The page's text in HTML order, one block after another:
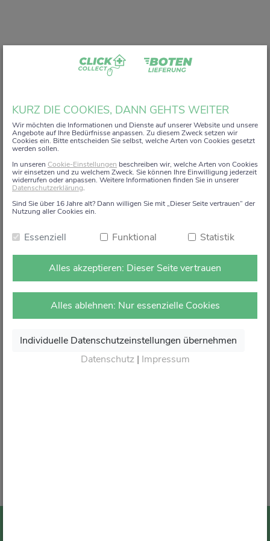
Liebe Kundin, lieber Kunde,
vielen Dank, dass Sie unser digitalesZACK+DA!
Aktionsregal genutzt haben.
Wir haben uns sehr gefreut, Sie auf diesem Weg begleiten
zu dürfen.
Dieses Angebot wird zum 15. Januar 2026 eingestellt.
Ab dem 16. Januar 2026 stehen die Online-
nicht mehr zur Verfügung.
Natürlich sind wir weiterhin persönlich für Sie da. Direkt
vor Ort in Ihrer Apotheke.
attraktive Angebote und den besten Service rund um Ihre
Danke für Ihr Vertrauen.
KURZ DIE COOKIES, DANN GEHTS WEITER
Wir möchten die Informationen und Dienste auf unserer Website und unsere
Angebote auf Ihre Bedürfnisse anpassen. Zu diesem Zweck setzen wir
Cookies ein. Bitte entscheiden Sie selbst, welche Arten von Cookies gesetzt
werden sollen.
In unseren Cookie-Einstellungen beschreiben wir, welche Arten von Cookies
wir einsetzen und zu welchem Zweck. Sie können Ihre Einwilligung jederzeit
widerrufen oder anpassen. Weitere Informationen finden Sie in unserer
Datenschutzerklärung.
Sind Sie über 16 Jahre alt? Dann willigen Sie mit „Dieser Seite vertrauen“ der
Nutzung aller Cookies ein.
Essenziell Funktional Statistik
Alles akzeptieren: Dieser Seite vertrauen
Alles ablehnen: Nur essenzielle Cookies
Individuelle Datenschutzeinstellungen übernehmen
Datenschutz| Impressum